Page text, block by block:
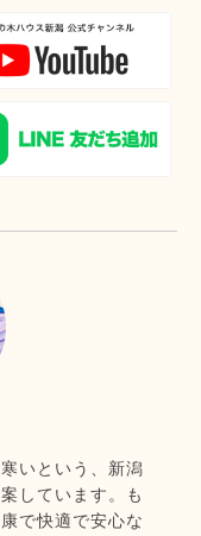
いという、新潟
しています。も
で快適で安心な